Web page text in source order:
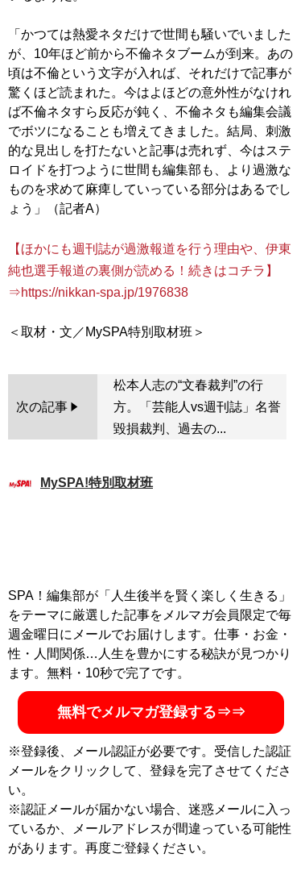
「かつては熱愛ネタだけで世間も騒いでいました
が、10年ほど前から不倫ネタブームが到来。あの
頃は不倫という文字が入れば、それだけで記事が
驚くほど読まれた。今はよほどの意外性がなけれ
ば不倫ネタすら反応が鈍く、不倫ネタも編集会議
でボツになることも増えてきました。結局、刺激
的な見出しを打たないと記事は売れず、今はステ
ロイドを打つように世間も編集部も、より過激な
ものを求めて麻痺していっている部分はあるでし
ょう」（記者A）
【ほかにも週刊誌が過激報道を行う理由や、伊東
純也選手報道の裏側が読める！続きはコチラ】
⇒https://nikkan-spa.jp/1976838
次の記事
松本人志の“文春裁判”の行
方。「芸能人vs週刊誌」名誉
毀損裁判、過去の...
MySPA!特別取材班
SPA！編集部が「人生後半を賢く楽しく生きる」
をテーマに厳選した記事をメルマガ会員限定で毎
週金曜日にメールでお届けします。仕事・お金・
性・人間関係…人生を豊かにする秘訣が見つかり
ます。無料・10秒で完了です。
無料でメルマガ登録する⇒⇒
※登録後、メール認証が必要です。受信した認証
メールをクリックして、登録を完了させてくださ
い。
※認証メールが届かない場合、迷惑メールに入っ
ているか、メールアドレスが間違っている可能性
があります。再度ご登録ください。